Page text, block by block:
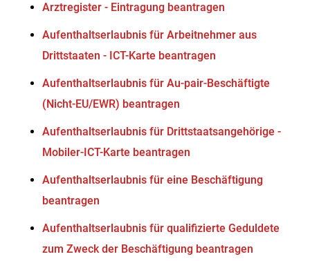
Arztregister - Eintragung beantragen
Aufenthaltserlaubnis für Arbeitnehmer aus
Drittstaaten - ICT-Karte beantragen
Aufenthaltserlaubnis für Au-pair-Beschäftigte
(Nicht-EU/EWR) beantragen
Aufenthaltserlaubnis für Drittstaatsangehörige -
Mobiler-ICT-Karte beantragen
Aufenthaltserlaubnis für eine Beschäftigung
beantragen
Aufenthaltserlaubnis für qualifizierte Geduldete
zum Zweck der Beschäftigung beantragen